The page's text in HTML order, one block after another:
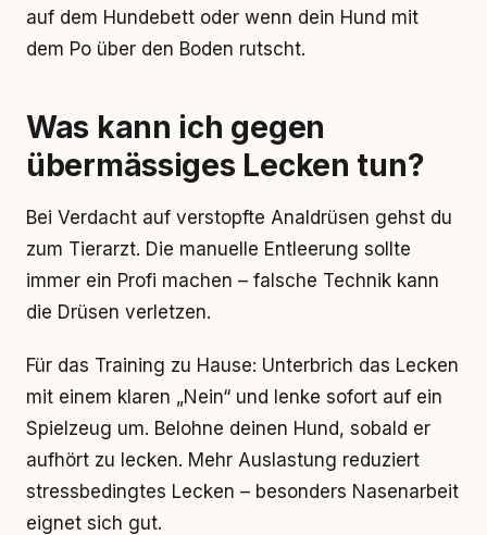
auf dem Hundebett oder wenn dein Hund mit
dem Po über den Boden rutscht.
Was kann ich gegen
übermässiges Lecken tun?
Bei Verdacht auf verstopfte Analdrüsen gehst du
zum Tierarzt. Die manuelle Entleerung sollte
immer ein Profi machen – falsche Technik kann
die Drüsen verletzen.
Für das Training zu Hause: Unterbrich das Lecken
mit einem klaren „Nein“ und lenke sofort auf ein
Spielzeug um. Belohne deinen Hund, sobald er
aufhört zu lecken. Mehr Auslastung reduziert
stressbedingtes Lecken – besonders Nasenarbeit
eignet sich gut.